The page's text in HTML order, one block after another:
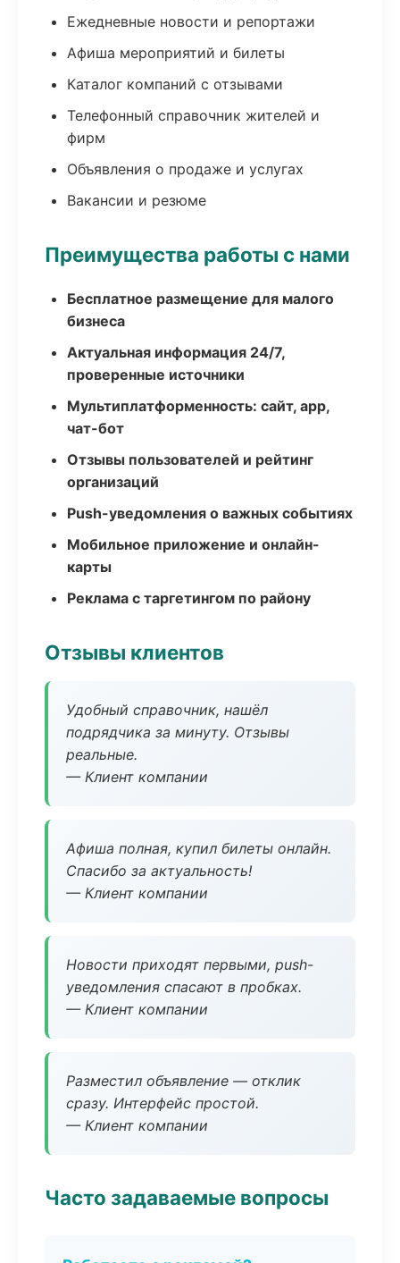
Ежедневные новости и репортажи
Афиша мероприятий и билеты
Каталог компаний с отзывами
Телефонный справочник жителей и
фирм
Объявления о продаже и услугах
Вакансии и резюме
Преимущества работы с нами
Бесплатное размещение для малого
бизнеса
Актуальная информация 24/7,
проверенные источники
Мультиплатформенность: сайт, app,
чат-бот
Отзывы пользователей и рейтинг
организаций
Push-уведомления о важных событиях
Мобильное приложение и онлайн-
карты
Реклама с таргетингом по району
Отзывы клиентов
Удобный справочник, нашёл
подрядчика за минуту. Отзывы
реальные.
— Клиент компании
Афиша полная, купил билеты онлайн.
Спасибо за актуальность!
— Клиент компании
Новости приходят первыми, push-
уведомления спасают в пробках.
— Клиент компании
Разместил объявление — отклик
сразу. Интерфейс простой.
— Клиент компании
Часто задаваемые вопросы